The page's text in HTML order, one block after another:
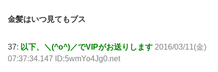
金髪はいつ見てもブス
37: 以下、＼(^o^)／でVIPがお送りします 2016/03/11(金)
07:37:34.147 ID:5wmYo4Jg0.net